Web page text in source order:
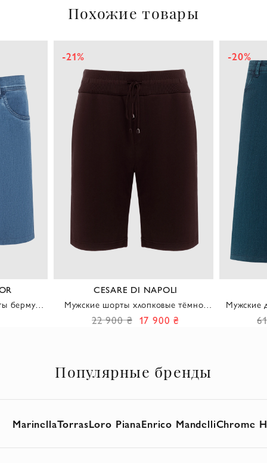
Похожие товары
бермуды
CESARE DI NAPOLI
Мужские шорты хлопковые тёмно-
коричневые с поясом на шнурке
-21%
22 900 ₴ 17 900 ₴
Мужские
с
-20%
Популярные бренды
MarinellaTorrasLoro PianaEnrico MandelliChrome